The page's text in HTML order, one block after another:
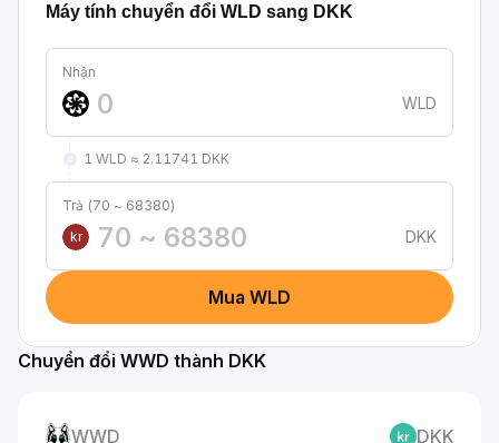
Máy tính chuyển đổi WLD sang DKK
Nhận
WLD
1 WLD ≈ 2.11741 DKK
Trả (70 ~ 68380)
kr
DKK
Mua WLD
Chuyển đổi WWD thành DKK
WWD DKK